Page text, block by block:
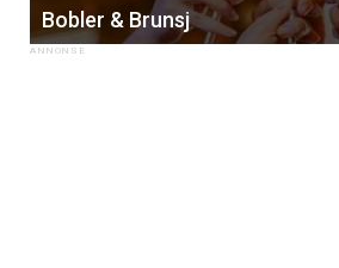
Bobler & Brunsj